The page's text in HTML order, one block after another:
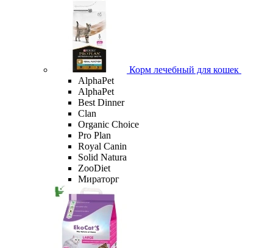
Корм лечебный для кошек
AlphaPet
AlphaPet
Best Dinner
Clan
Organic Сhoice
Pro Plan
Royal Canin
Solid Natura
ZooDiet
Мираторг